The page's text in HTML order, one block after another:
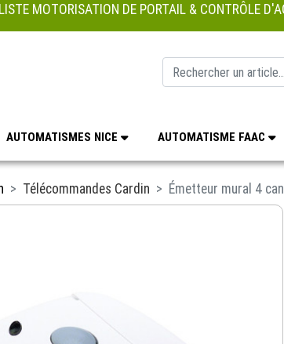
MOTORISATION DE PORTAIL & CONTRÔLE
AUTOMATISMES NICE AUTOMATISME FAAC
Télécommandes Cardin Émetteur mural 4